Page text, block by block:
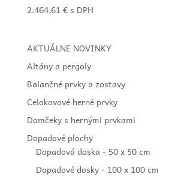
2.464,61 € s DPH
AKTUÁLNE NOVINKY
Altány a pergoly
Balančné prvky a zostavy
Celokovové herné prvky
Domčeky s hernými prvkami
Dopadové plochy
Dopadová doska - 50 x 50 cm
Dopadové dosky - 100 x 100 cm